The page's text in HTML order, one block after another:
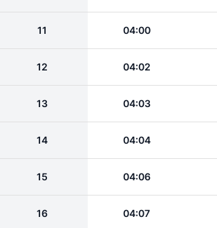
11 04:00
12 04:02
13 04:03
14 04:04
15 04:06
16 04:07